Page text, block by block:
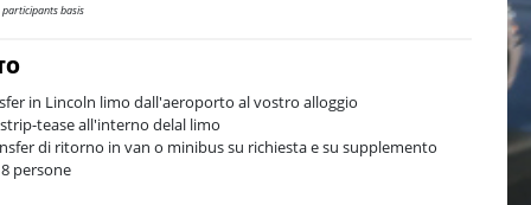
basis
in Lincoln limo dall'aeroporto al vostro alloggio
tease all'interno delal limo
di ritorno in van o minibus su richiesta e su supplemento
persone